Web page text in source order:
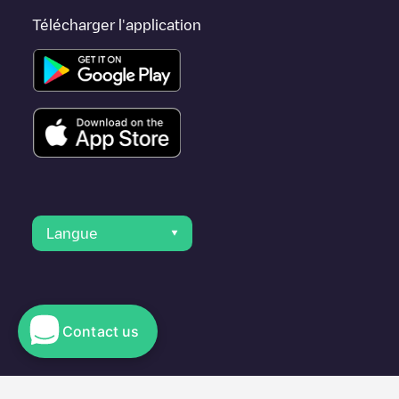
Télécharger l'application
Langue
© 2023 Electromaps
Contact us